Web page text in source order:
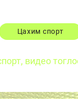
Цахим спорт
видео